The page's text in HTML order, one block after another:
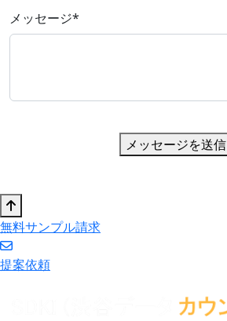
メッセージ*
メッセージを送信
無料サンプル請求
提案依頼